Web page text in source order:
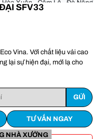
Cầu Giấy
Lạc, Vân Canh Hoài Đức
viết Nghệ tĩnh phường 17
Gia Lâm, Hà Nội
SFV33
Vina. Với chất liệu vải cao
lại sự hiện đại, mới lạ cho
TƯ VẤN NGAY
NHÀ XƯỞNG